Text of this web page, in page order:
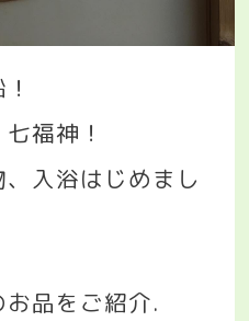
福神！
入浴はじめまし
品をご紹介.